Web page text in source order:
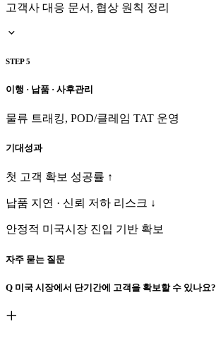
고객사 대응 문서, 협상 원칙 정리
STEP 5
이행 · 납품 · 사후관리
물류 트래킹, POD/클레임 TAT 운영
기대성과
첫 고객 확보 성공률 ↑
납품 지연 · 신뢰 저하 리스크 ↓
안정적 미국시장 진입 기반 확보
자주 묻는 질문
Q 미국 시장에서 단기간에 고객을 확보할 수 있나요?